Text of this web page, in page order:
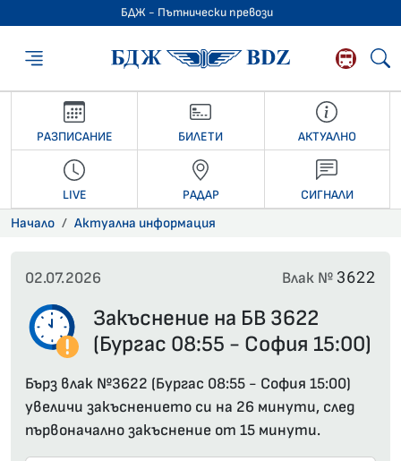
БДЖ - Пътнически превози
БДЖ -
РАЗПИСАНИЕ БИЛЕТИ АКТУАЛНО
LIVE РАДАР СИГНАЛИ
Начало Актуална информация
02.07.2026 Влак № 3622
Закъснение на БВ 3622
(Бургас 08:55 - София 15:00)
Бърз влак №3622 (Бургас 08:55 - София 15:00)
увеличи закъснението си на 26 минути, след
първоначално закъснение от 15 минути.